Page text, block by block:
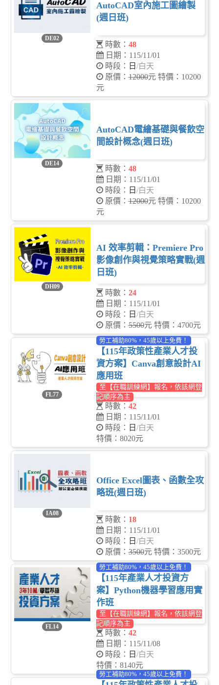
DE02
AutoCAD室內施工圖繪製
(週日班)
時數： 48
日期：115/11/01
時段：
日 /白天
原價：12000元 特價：10200
元
DE14
AutoCAD電繪基礎與餐飲空
間設計概念(週日班)
時數： 48
日期：115/11/01
時段：
日 /白天
原價：12000元 特價：10200
元
DH09
AI 效率剪輯：Premiere Pro
影像創作與視覺策略實戰(週
日班)
時數： 24
日期：115/11/01
時段：
日 /白天
原價：5500元 特價：4700元
FL77
勞工補助80%，45歲以上免費！
【115年政策性產業人才投
資方案】Canva創意設計AI
應用班
至【在職訓練網】報名，依該網登
記順序為主
時數： 42
日期：115/11/01
時段：
日 /白天
特價：8020元
IA08
Office Excel圖表、函數全攻
略班(週日班)
時數： 18
日期：115/11/01
時段：
日 /白天
原價：3500元 特價：3500元
FL14
勞工補助80%，45歲以上免費！
【115年產業人才投資方
案】Python機器學習應用實
作班
至【在職訓練網】報名，依該網登
記順序為主
時數： 42
日期：115/11/08
時段：
日 /白天
特價：8140元
勞工補助80%，45歲以上免費！